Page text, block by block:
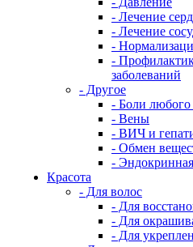
- Лечение
- Лечение
-
-
заболеваний
- Другое
- Боли любого
- Вены
- ВИЧ и
- Обмен
-
Красота
- Для волос
- Для
- Для
- Для